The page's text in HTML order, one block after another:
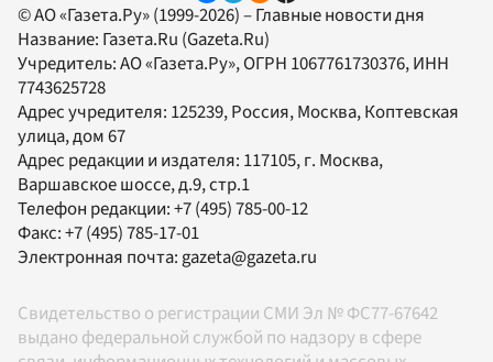
© АО «Газета.Ру» (1999-2026) – Главные новости дня
Название: Газета.Ru (Gazeta.Ru)
Учредитель:АО «Газета.Ру», ОГРН 1067761730376, ИНН
7743625728
Адрес учредителя: 125239, Россия, Москва, Коптевская
улица, дом 67
Адрес редакции и издателя: 117105, г. Москва,
Варшавское шоссе, д.9, стр.1
Телефон редакции:+7 (495) 785-00-12
Факс:+7 (495) 785-17-01
Электронная почта:gazeta@gazeta.ru
Свидетельство о регистрации СМИ Эл № ФС77-67642
выдано федеральной службой по надзору в сфере